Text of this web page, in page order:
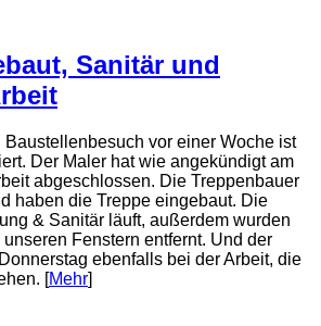
Sanitär und
Baustellenbesuch vor einer Woche ist
Der Maler hat wie angekündigt am
abgeschlossen. Die Treppenbauer
haben die Treppe eingebaut. Die
& Sanitär läuft, außerdem wurden
Fenstern entfernt. Und der
ebenfalls bei der Arbeit, die
[Mehr]